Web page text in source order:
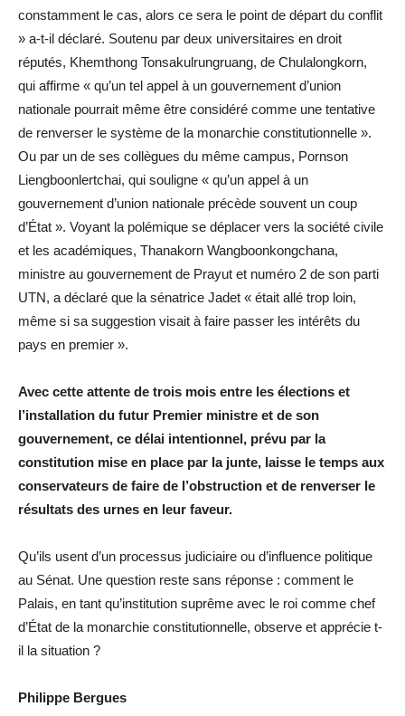
constamment le cas, alors ce sera le point de départ du conflit
» a-t-il déclaré. Soutenu par deux universitaires en droit
réputés, Khemthong Tonsakulrungruang, de Chulalongkorn,
qui affirme « qu’un tel appel à un gouvernement d’union
nationale pourrait même être considéré comme une tentative
de renverser le système de la monarchie constitutionnelle ».
Ou par un de ses collègues du même campus, Pornson
Liengboonlertchai, qui souligne « qu’un appel à un
gouvernement d’union nationale précède souvent un coup
d’État ». Voyant la polémique se déplacer vers la société civile
et les académiques, Thanakorn Wangboonkongchana,
ministre au gouvernement de Prayut et numéro 2 de son parti
UTN, a déclaré que la sénatrice Jadet « était allé trop loin,
même si sa suggestion visait à faire passer les intérêts du
pays en premier ».
Avec cette attente de trois mois entre les élections et
l’installation du futur Premier ministre et de son
gouvernement, ce délai intentionnel, prévu par la
constitution mise en place par la junte, laisse le temps aux
conservateurs de faire de l’obstruction et de renverser le
résultats des urnes en leur faveur.
Qu’ils usent d’un processus judiciaire ou d’influence politique
au Sénat. Une question reste sans réponse : comment le
Palais, en tant qu’institution suprême avec le roi comme chef
d’État de la monarchie constitutionnelle, observe et apprécie t-
il la situation ?
Philippe Bergues